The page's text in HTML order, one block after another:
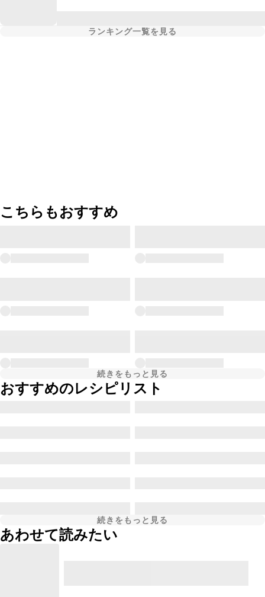
ランキング一覧を見る
こちらもおすすめ
続きをもっと見る
おすすめのレシピリスト
続きをもっと見る
あわせて読みたい